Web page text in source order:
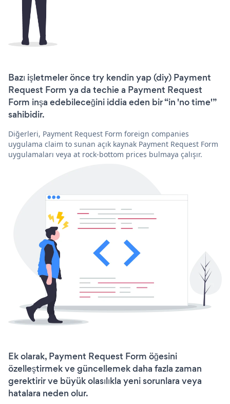
Bazı işletmeler önce try kendin yap (diy) Payment
Request Form ya da techie a Payment Request
Form inşa edebileceğini iddia eden bir “in 'no time'”
sahibidir.
Diğerleri, Payment Request Form foreign companies
uygulama claim to sunan açık kaynak Payment Request Form
uygulamaları veya at rock-bottom prices bulmaya çalışır.
Ek olarak, Payment Request Form öğesini
özelleştirmek ve güncellemek daha fazla zaman
gerektirir ve büyük olasılıkla yeni sorunlara veya
hatalara neden olur.